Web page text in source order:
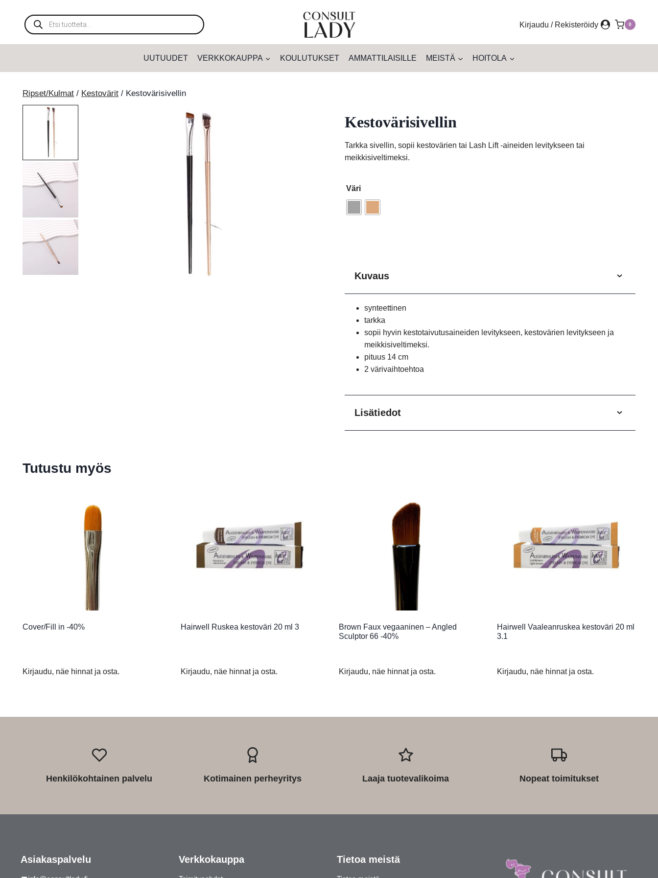
sisältöönProducts
search
Kirjaudu / Rekisteröidy 0
UUTUUDET VERKKOKAUPPA KOULUTUKSET AMMATTILAISILLE MEISTÄ HOITOLA
Ripset/Kulmat / Kestovärit / Kestovärisivellin
Kestovärisivellin
Tarkka sivellin, sopii kestovärien tai Lash Lift -aineiden levitykseen tai
meikkisiveltimeksi.
Väri
Kuvaus
synteettinen
tarkka
sopii hyvin kestotaivutusaineiden levitykseen, kestovärien levitykseen ja
meikkisiveltimeksi.
pituus 14 cm
2 värivaihtoehtoa
Lisätiedot
Tutustu myös
Cover/Fill in -40%
Kirjaudu, näe hinnat ja osta.
Hairwell Ruskea kestoväri 20 ml 3
Kirjaudu, näe hinnat ja osta.
Brown Faux vegaaninen – Angled
Sculptor 66 -40%
Kirjaudu, näe hinnat ja osta.
Hairwell Vaaleanruskea kestoväri 20 ml
3.1
Kirjaudu, näe hinnat ja osta.
Henkilökohtainen palvelu Kotimainen perheyritys Laaja tuotevalikoima Nopeat toimitukset
Asiakaspalvelu Verkkokauppa Tietoa meistä